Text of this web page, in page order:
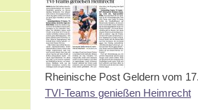
Rheinische Post Geldern vom
TVI-Teams genießen Heimrecht